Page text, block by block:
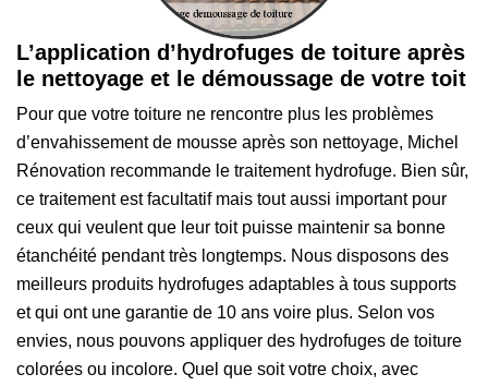
L’application d’hydrofuges de toiture après
le nettoyage et le démoussage de votre toit
Pour que votre toiture ne rencontre plus les problèmes
d’envahissement de mousse après son nettoyage, Michel
Rénovation recommande le traitement hydrofuge. Bien sûr,
ce traitement est facultatif mais tout aussi important pour
ceux qui veulent que leur toit puisse maintenir sa bonne
étanchéité pendant très longtemps. Nous disposons des
meilleurs produits hydrofuges adaptables à tous supports
et qui ont une garantie de 10 ans voire plus. Selon vos
envies, nous pouvons appliquer des hydrofuges de toiture
colorées ou incolore. Quel que soit votre choix, avec